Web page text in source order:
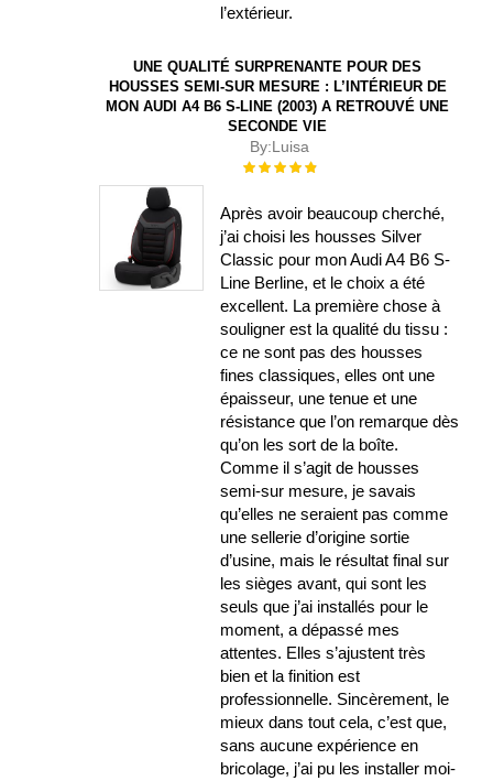
l’extérieur.
UNE QUALITÉ SURPRENANTE POUR DES
HOUSSES SEMI-SUR MESURE : L’INTÉRIEUR DE
MON AUDI A4 B6 S-LINE (2003) A RETROUVÉ UNE
SECONDE VIE
By:Luisa
Évaluation :
Après avoir beaucoup cherché,
j’ai choisi les housses Silver
Classic pour mon Audi A4 B6 S-
Line Berline, et le choix a été
excellent. La première chose à
souligner est la qualité du tissu :
ce ne sont pas des housses
fines classiques, elles ont une
épaisseur, une tenue et une
résistance que l’on remarque dès
qu’on les sort de la boîte.
Comme il s’agit de housses
semi-sur mesure, je savais
qu’elles ne seraient pas comme
une sellerie d’origine sortie
d’usine, mais le résultat final sur
les sièges avant, qui sont les
seuls que j’ai installés pour le
moment, a dépassé mes
attentes. Elles s’ajustent très
bien et la finition est
professionnelle. Sincèrement, le
mieux dans tout cela, c’est que,
sans aucune expérience en
bricolage, j’ai pu les installer moi-